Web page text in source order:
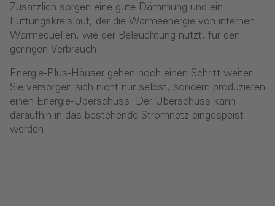
Zusätzlich sorgen eine gute Dämmung und ein
Lüftungskreislauf, der die Wärmeenergie von internen
Wärmequellen, wie der Beleuchtung nutzt, für den
geringen Verbrauch.
Energie-Plus-Häuser gehen noch einen Schritt weiter.
Sie versorgen sich nicht nur selbst, sondern produzieren
einen Energie-Überschuss. Der Überschuss kann
daraufhin in das bestehende Stromnetz eingespeist
werden.